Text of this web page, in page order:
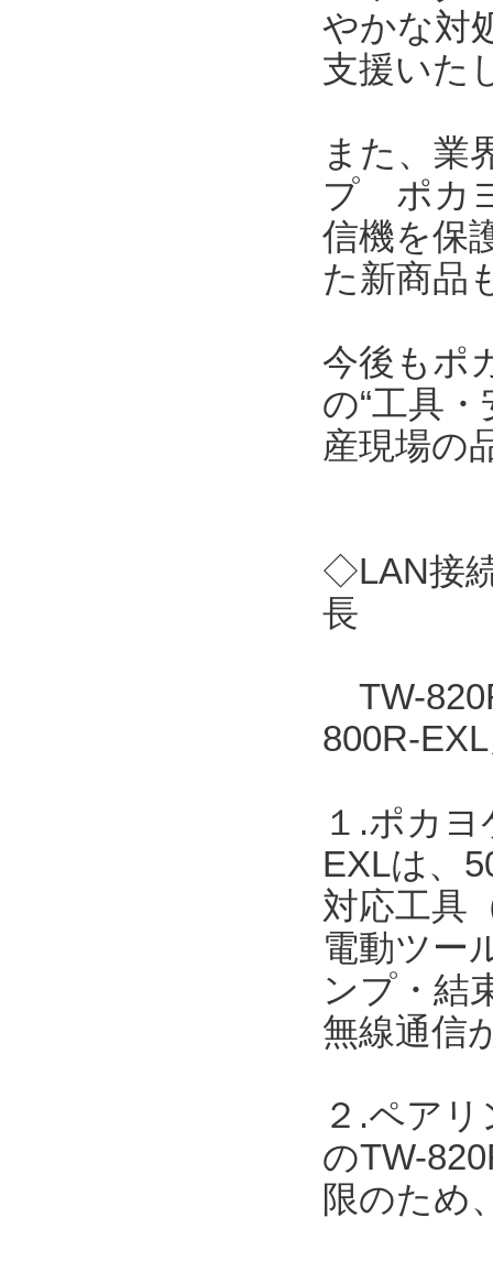
やかな対
支援いた
また、業
プ ポカ
信機を保
た新商品
今後もポ
の“工具
産現場の
◇LAN接
長
TW-
800R-
１.ポカ
EXLは、
対応工具
電動ツー
ンプ・結
無線通信
２.ペア
のTW-
限のため